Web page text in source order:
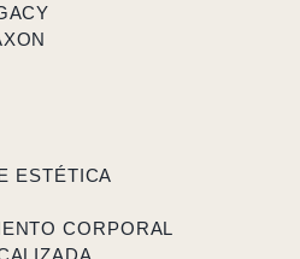
ESTÉTICA
CORPORAL